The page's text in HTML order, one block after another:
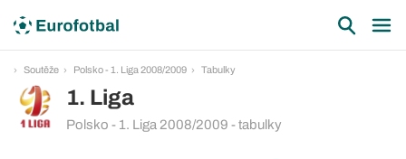
Soutěže Polsko - 1. Liga 2008/2009 Tabulky
1. Liga
Polsko - 1. Liga 2008/2009 - tabulky